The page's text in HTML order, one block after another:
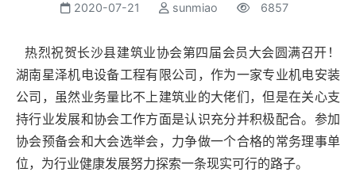
2020-07-21 sunmiao 6857
热烈祝贺长沙县建筑业协会第四届会员大会圆满召开！
湖南星泽机电设备工程有限公司，作为一家专业机电安装
公司，虽然业务量比不上建筑业的大佬们，但是在关心支
持行业发展和协会工作方面是认识充分并积极配合。参加
协会预备会和大会选举会，力争做一个合格的常务理事单
位，为行业健康发展努力探索一条现实可行的路子。